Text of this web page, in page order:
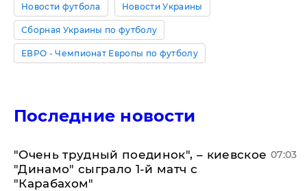
Новости футбола Новости Украины
Сборная Украины по футболу
ЕВРО - Чемпионат Европы по футболу
Последние новости
"Очень трудный поединок", – киевское
"Динамо" сыграло 1-й матч с
"Карабахом"
07:03